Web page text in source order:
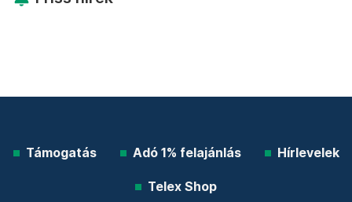
Támogatás Adó 1% felajánlás Hírlevelek
Telex Shop